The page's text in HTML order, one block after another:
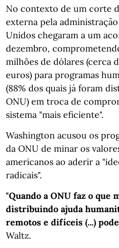
No contexto de um corte
externa pela
Unidos chegaram a um
dezembro,
milhões de dólares (cerca
euros) para programas
(88% dos quais já foram
ONU) em troca de
sistema "mais eficiente".
Washington acusou os
da ONU de minar os
americanos ao aderir a
radicais".
"Quando a ONU faz o que
distribuindo ajuda
remotos e difíceis (...)
Waltz.